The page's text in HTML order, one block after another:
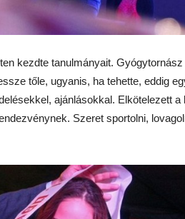
kezdte tanulmányait.
tőle, ugyanis, ha tehette, eddig
ajánlásokkal. Elkötelezett a
Szeret sportolni,